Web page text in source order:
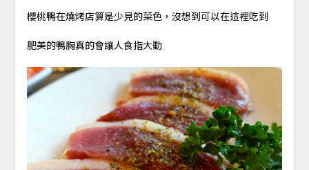
櫻桃鴨在燒烤店算是少見的菜色，沒想到可以在這裡吃到
肥美的鴨胸真的會讓人食指大動